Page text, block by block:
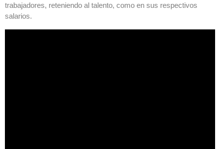
trabajadores, reteniendo al talento, como en sus respectivos
salarios.